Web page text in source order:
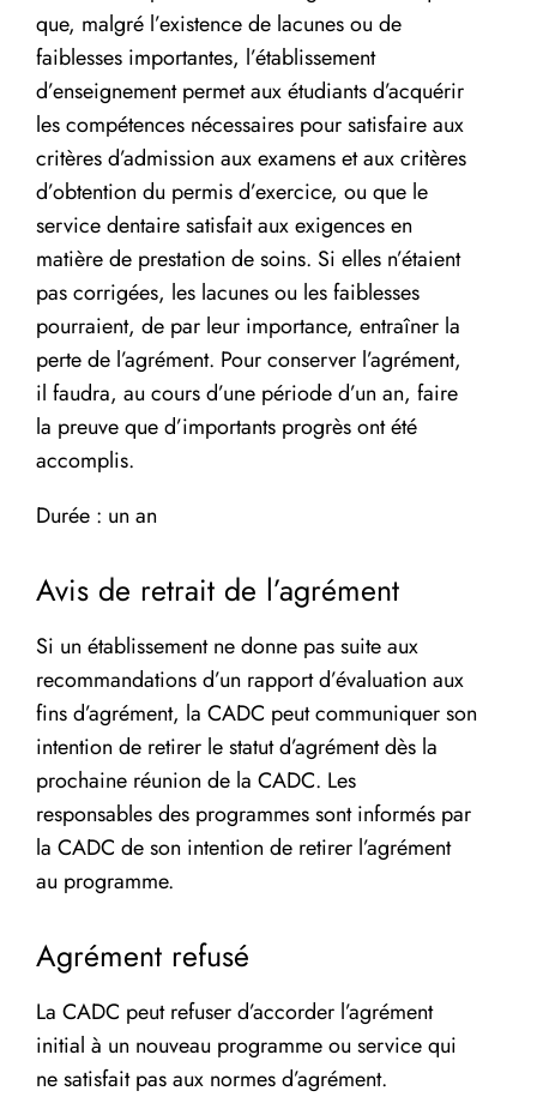
que, malgré l’existence de lacunes ou de
faiblesses importantes, l’établissement
d’enseignement permet aux étudiants d’acquérir
les compétences nécessaires pour satisfaire aux
critères d’admission aux examens et aux critères
d’obtention du permis d’exercice, ou que le
service dentaire satisfait aux exigences en
matière de prestation de soins. Si elles n’étaient
pas corrigées, les lacunes ou les faiblesses
pourraient, de par leur importance, entraîner la
perte de l’agrément. Pour conserver l’agrément,
il faudra, au cours d’une période d’un an, faire
la preuve que d’importants progrès ont été
accomplis.
Durée : un an
Avis de retrait de l’agrément
Si un établissement ne donne pas suite aux
recommandations d’un rapport d’évaluation aux
fins d’agrément, la CADC peut communiquer son
intention de retirer le statut d’agrément dès la
prochaine réunion de la CADC. Les
responsables des programmes sont informés par
la CADC de son intention de retirer l’agrément
au programme.
Agrément refusé
La CADC peut refuser d’accorder l’agrément
initial à un nouveau programme ou service qui
ne satisfait pas aux normes d’agrément.